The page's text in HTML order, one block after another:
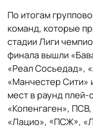
По итогам
команд, которые
стадии Лиги
финала вышли
«Реал Сосьедад»,
«Манчестер Сити»
мест в раунд
«Копенгаген»,
«Лацио», «ПСЖ»,